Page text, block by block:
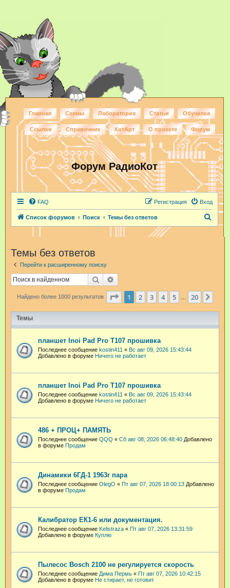
Главная Схемы Лаборатория Статьи Обучалка
Ссылки Справочник КотАрт О проекте Форум
Форум РадиоКот
FAQ Вход
Регистрация
Список форумов Поиск Темы без ответов
Темы без ответов
Перейти к расширенному поиску
Поиск
Найдено более 1000 результатов Страница из 20
1 2 3 4 5 20
Темы
планшет Inoi Pad Pro T107 прошивка
Последнее сообщение kostin411 « Вс авг 09, 2026 15:43:44
Добавлено в форуме Ничего не работает
планшет Inoi Pad Pro T107 прошивка
Последнее сообщение kostin411 « Вс авг 09, 2026 15:43:44
Добавлено в форуме Ничего не работает
486 + ПРОЦ+ ПАМЯТЬ
Последнее сообщение QQQ « Сб авг 08, 2026 06:48:40 Добавлено
в форуме Продам
Динамики 6ГД-1 1963г пара
Последнее сообщение OlegO « Пт авг 07, 2026 18:00:13 Добавлено
в форуме Продам
Калибратор ЕК1-6 или документация.
Последнее сообщение Kelistraza « Пт авг 07, 2026 13:31:59
Добавлено в форуме Куплю
Пылесос Bosch 2100 не регулируется скорость
Последнее сообщение Дима Пермь « Пт авг 07, 2026 10:42:15
Добавлено в форуме Не стирает, не готовит